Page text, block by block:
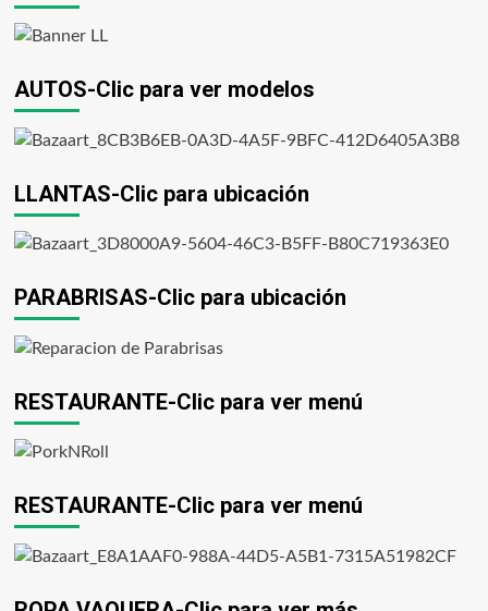
AUTOS-Clic para ver modelos
LLANTAS-Clic para ubicación
PARABRISAS-Clic para ubicación
RESTAURANTE-Clic para ver menú
RESTAURANTE-Clic para ver menú